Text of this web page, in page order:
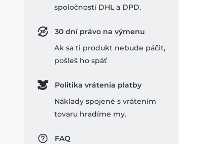
spoločností DHL a DPD.
30 dní právo na výmenu
Ak sa ti produkt nebude páčiť,
pošleš ho späť
Politika vrátenia platby
Náklady spojené s vrátením
tovaru hradíme my.
FAQ